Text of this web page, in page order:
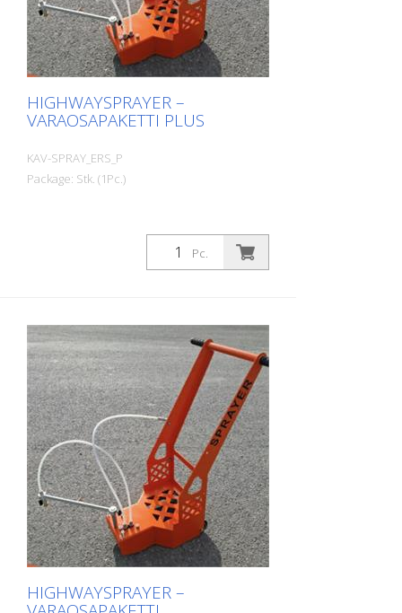
HIGHWAYSPRAYER –
VARAOSAPAKETTI PLUS
KAV-SPRAY_ERS_P
Package: Stk. (1Pc.)
Pc.
HIGHWAYSPRAYER –